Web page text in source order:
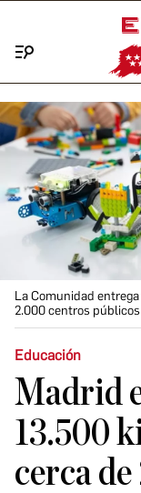
La Comunidad
2.000 centros
Educación
Madrid
13.500
cerca